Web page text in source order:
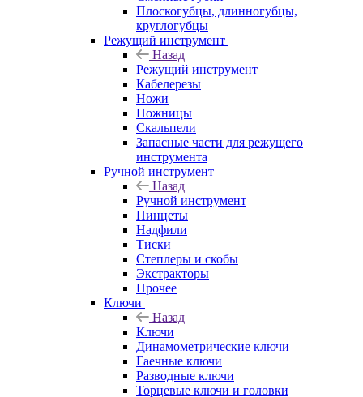
Плоскогубцы, длинногубцы,
круглогубцы
Режущий инструмент
Назад
Режущий инструмент
Кабелерезы
Ножи
Ножницы
Скальпели
Запасные части для режущего
инструмента
Ручной инструмент
Назад
Ручной инструмент
Пинцеты
Надфили
Тиски
Степлеры и скобы
Экстракторы
Прочее
Ключи
Назад
Ключи
Динамометрические ключи
Гаечные ключи
Разводные ключи
Торцевые ключи и головки